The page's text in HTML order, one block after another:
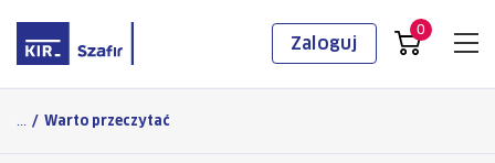
0
Logowanie
Zaloguj
... / Warto przeczytać